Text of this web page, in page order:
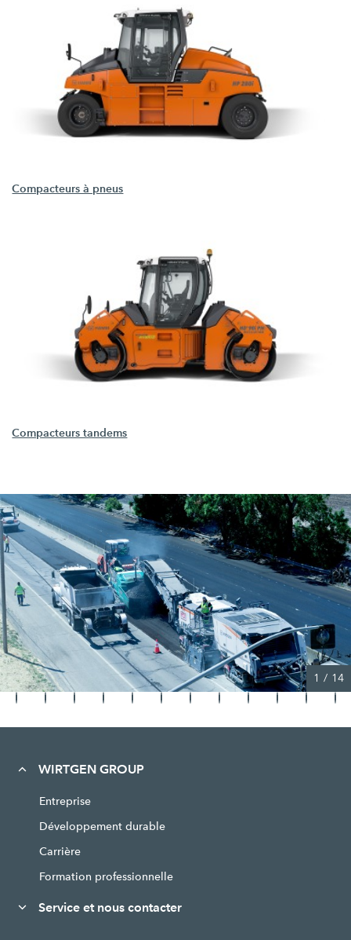
Compacteurs à pneus
Compacteurs tandems
1 / 14
WIRTGEN GROUP
Entreprise
Développement durable
Carrière
Formation professionnelle
Service et nous contacter